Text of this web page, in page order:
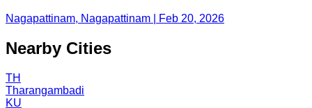
Nagapattinam, Nagapattinam | Feb 20, 2026
Nearby Cities
TH
Tharangambadi
KU